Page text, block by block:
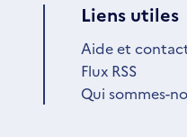
Liens utiles
Aide et
Flux RSS
Qui sommes-